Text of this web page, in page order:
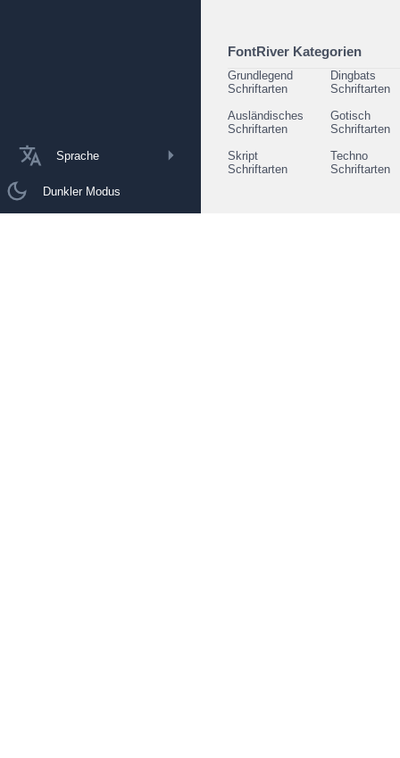
Sprache
Dunkler Modus
FontRiver Kategorien
Grundlegend
Schriftarten
Dingbats
Schriftarten
Ausländisches
Schriftarten
Gotisch
Schriftarten
Skript
Schriftarten
Techno
Schriftarten